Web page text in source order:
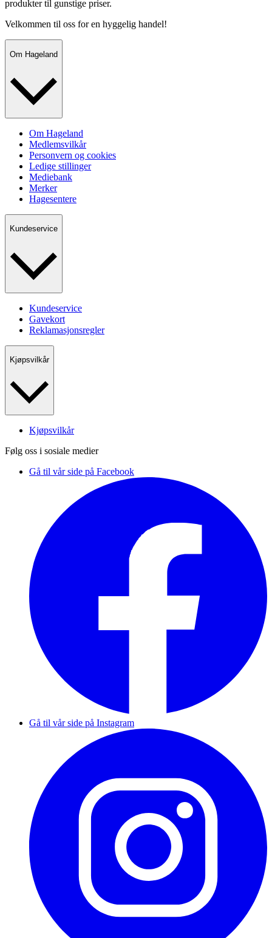
produkter til gunstige priser.
Velkommen til oss for en hyggelig handel!
Om Hageland
Om Hageland
Medlemsvilkår
Personvern og cookies
Ledige stillinger
Mediebank
Merker
Hagesentere
Kundeservice
Kundeservice
Gavekort
Reklamasjonsregler
Kjøpsvilkår
Kjøpsvilkår
Følg oss i sosiale medier
Gå til vår side på Facebook
Gå til vår side på Instagram